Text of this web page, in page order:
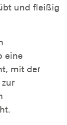
und fleißig
eine
mit der